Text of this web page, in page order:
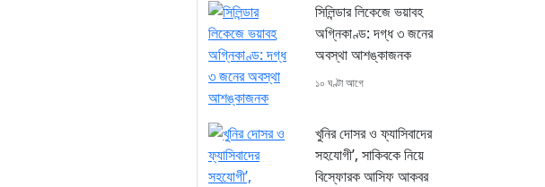
সিলিন্ডার লিকেজে ভয়াবহ
অগ্নিকাণ্ড: দগ্ধ ৩ জনের
অবস্থা আশঙ্কাজনক
১০ ঘণ্টা আগে
খুনির দোসর ও ফ্যাসিবাদের
সহযোগী’, সাকিবকে নিয়ে
বিস্ফোরক আসিফ আকবর